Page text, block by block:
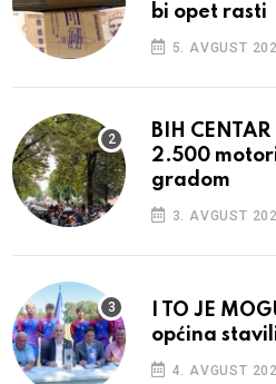
bi opet rasti
5. AVGUST
BIH
2.500
gradom
3. AVGUST
I TO JE
općina
4. AVGUST